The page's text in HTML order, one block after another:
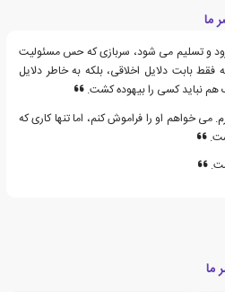
ما
و تسلیم می شود، سربازی که حس مسئولیت
بابت دلایل اخلاقی، بلکه به خاطر دلایل
هم نباید کسی را بیهوده کشت.
می خواهم او را فراموش کنم، اما تنها کاری که
ما